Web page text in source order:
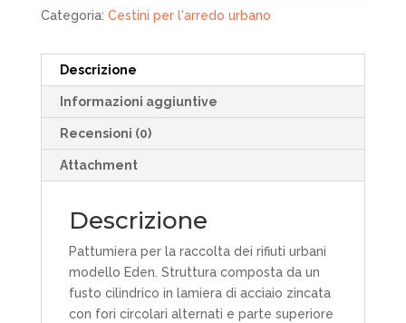
Categoria: Cestini per l'arredo urbano
Descrizione
Informazioni aggiuntive
Recensioni (0)
Attachment
Descrizione
Pattumiera per la raccolta dei rifiuti urbani
modello Eden. Struttura composta da un
fusto cilindrico in lamiera di acciaio zincata
con fori circolari alternati e parte superiore